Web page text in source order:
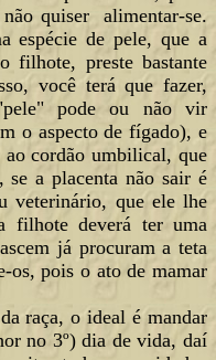
quiser alimentar-se.
espécie de pele, que a
filhote, preste bastante
você terá que fazer,
pode ou não vir
o aspecto de fígado), e
ao cordão umbilical, que
se a placenta não sair é
veterinário, que ele lhe
filhote deverá ter uma
já procuram a teta
os, pois o ato de mamar
raça, o ideal é mandar
no 3º) dia de vida, daí